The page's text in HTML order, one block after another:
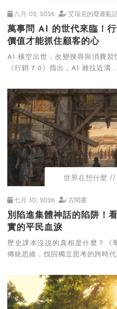
八月 02, 2026 艾瑞克的廢畫亂
萬事問 AI 的世代來臨！
價值才能抓住顧客的心
AI 橫空出世，改變搜尋與消費習
《行銷 7.0》指出，AI 雖拉近溝...
世界在想什麼
七月 30, 2026 古閱書
別陷進集體神話的陷阱！
實的平民血淚
歷史課本沒說的真相是什麼？《
傳統思維，找回獨立思考的跨時